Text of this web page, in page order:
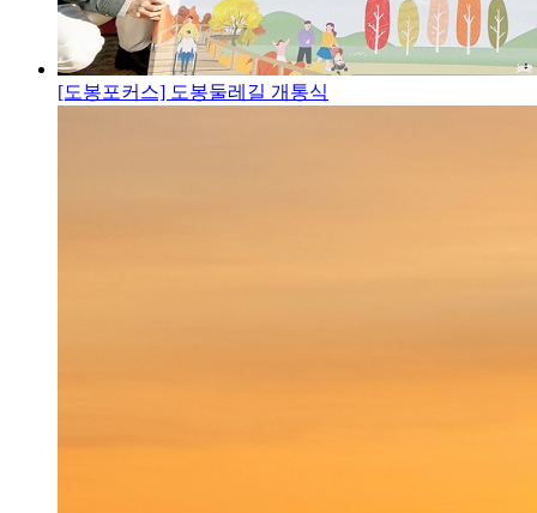
[도봉포커스] 도봉둘레길 개통식